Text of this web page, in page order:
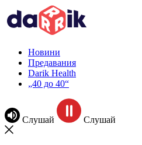
Новини
Предавания
Darik Health
„40 до 40“
Слушай Слушай